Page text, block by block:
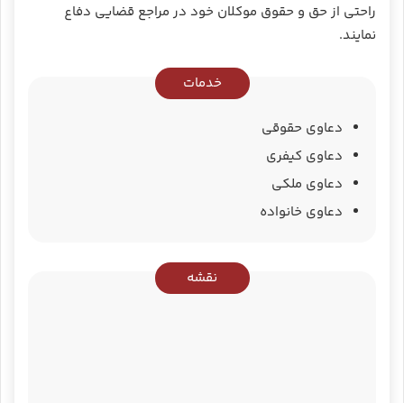
راحتی از حق و حقوق موکلان خود در مراجع قضایی دفاع
نمایند.
خدمات
دعاوی حقوقی
دعاوی کیفری
دعاوی ملکی
دعاوی خانواده
نقشه